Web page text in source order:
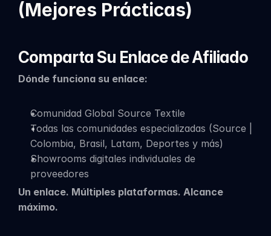
(Mejores Prácticas)
Comparta Su Enlace de Afiliado
Dónde funciona su enlace:
Comunidad Global Source Textile
Todas las comunidades especializadas (Source |
Colombia, Brasil, Latam, Deportes y más)
Showrooms digitales individuales de
proveedores
Un enlace. Múltiples plataformas. Alcance
máximo.